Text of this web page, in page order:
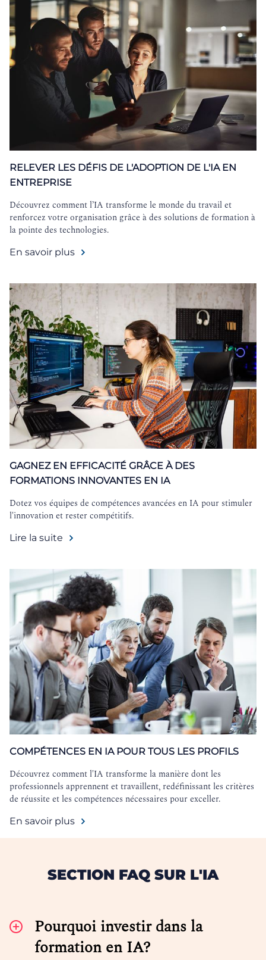
RELEVER LES DÉFIS DE L'ADOPTION DE L'IA EN
ENTREPRISE
Découvrez comment l’IA transforme le monde du travail et
renforcez votre organisation grâce à des solutions de formation à
la pointe des technologies.
En savoir plus
GAGNEZ EN EFFICACITÉ GRÂCE À DES
FORMATIONS INNOVANTES EN IA
Dotez vos équipes de compétences avancées en IA pour stimuler
l'innovation et rester compétitifs.
Lire la suite
COMPÉTENCES EN IA POUR TOUS LES PROFILS
Découvrez comment l'IA transforme la manière dont les
professionnels apprennent et travaillent, redéfinissant les critères
de réussite et les compétences nécessaires pour exceller.
En savoir plus
SECTION FAQ SUR L'IA
Pourquoi investir dans la
formation en IA?